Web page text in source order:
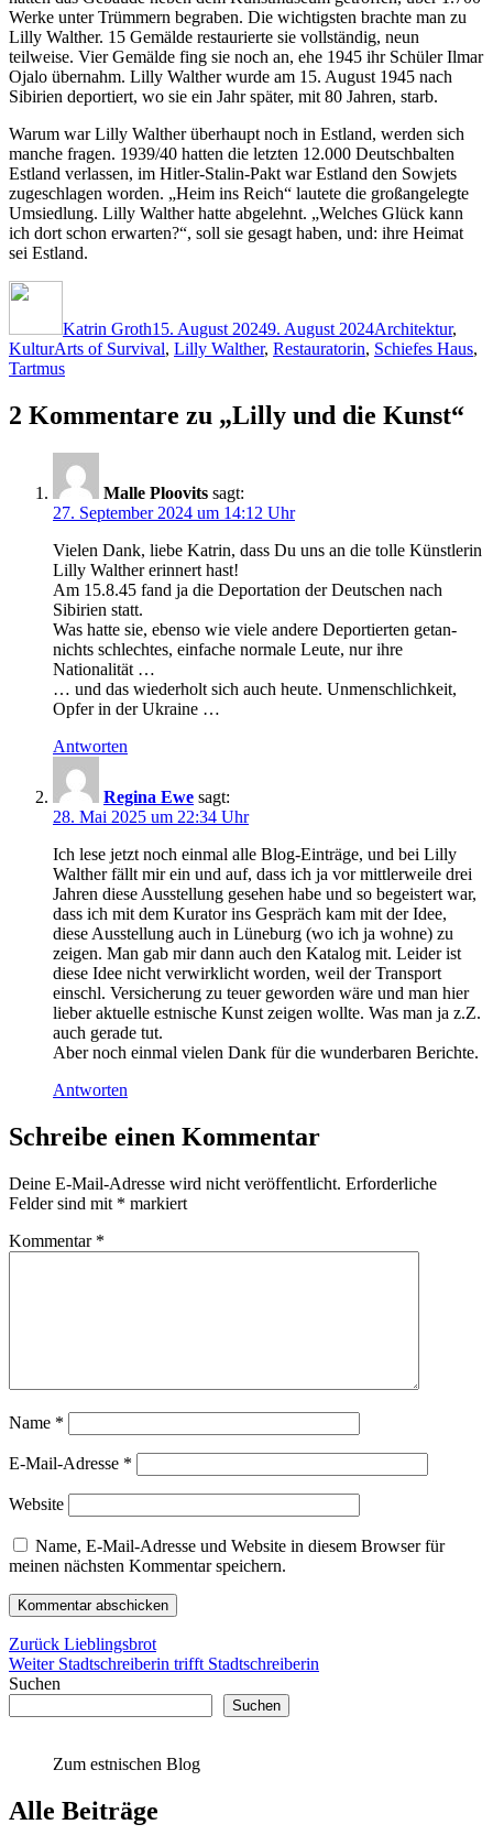
Werke unter Trümmern begraben. Die wichtigsten brachte man zu
Lilly Walther. 15 Gemälde restaurierte sie vollständig, neun
teilweise. Vier Gemälde fing sie noch an, ehe 1945 ihr Schüler Ilmar
Ojalo übernahm. Lilly Walther wurde am 15. August 1945 nach
Sibirien deportiert, wo sie ein Jahr später, mit 80 Jahren, starb.
Warum war Lilly Walther überhaupt noch in Estland, werden sich
manche fragen. 1939/40 hatten die letzten 12.000 Deutschbalten
Estland verlassen, im Hitler-Stalin-Pakt war Estland den Sowjets
zugeschlagen worden. „Heim ins Reich“ lautete die großangelegte
Umsiedlung. Lilly Walther hatte abgelehnt. „Welches Glück kann
ich dort schon erwarten?“, soll sie gesagt haben, und: ihre Heimat
sei Estland.
Katrin Groth15. August 20249. August 2024Architektur,
KulturSchlagwörter
Arts of Survival, Lilly Walther, Restauratorin, Schiefes Haus,
Tartmus
2 Kommentare zu „Lilly und die Kunst“
Malle Ploovits sagt:
27. September 2024 um 14:12 Uhr
Vielen Dank, liebe Katrin, dass Du uns an die tolle Künstlerin
Lilly Walther erinnert hast!
Am 15.8.45 fand ja die Deportation der Deutschen nach
Sibirien statt.
Was hatte sie, ebenso wie viele andere Deportierten getan-
nichts schlechtes, einfache normale Leute, nur ihre
Nationalität …
… und das wiederholt sich auch heute. Unmenschlichkeit,
Opfer in der Ukraine …
Antworten
Regina Ewe sagt:
28. Mai 2025 um 22:34 Uhr
Ich lese jetzt noch einmal alle Blog-Einträge, und bei Lilly
Walther fällt mir ein und auf, dass ich ja vor mittlerweile drei
Jahren diese Ausstellung gesehen habe und so begeistert war,
dass ich mit dem Kurator ins Gespräch kam mit der Idee,
diese Ausstellung auch in Lüneburg (wo ich ja wohne) zu
zeigen. Man gab mir dann auch den Katalog mit. Leider ist
diese Idee nicht verwirklicht worden, weil der Transport
einschl. Versicherung zu teuer geworden wäre und man hier
lieber aktuelle estnische Kunst zeigen wollte. Was man ja z.Z.
auch gerade tut.
Aber noch einmal vielen Dank für die wunderbaren Berichte.
Antworten
Schreibe einen Kommentar
Deine E-Mail-Adresse wird nicht veröffentlicht. Erforderliche
Felder sind mit * markiert
Kommentar *
Name *
E-Mail-Adresse *
Website
Name, E-Mail-Adresse und Website in diesem Browser für
meinen nächsten Kommentar speichern.
Beitragsnavigation
Zurück Vorheriger
Beitrag:
Lieblingsbrot
Weiter Nächster
Beitrag:
Stadtschreiberin trifft Stadtschreiberin
Suchen
Suchen
Zum estnischen Blog
Alle Beiträge